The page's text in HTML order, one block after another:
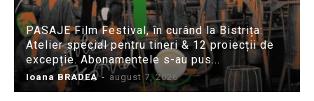
PASAJE Film Festival, în curând la Bistrița:
Atelier special pentru tineri & 12 proiecții de
excepție. Abonamentele s-au pus...
Ioana BRADEA - august 7, 2026